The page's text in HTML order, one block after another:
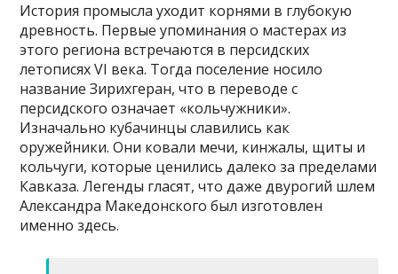
История промысла уходит корнями в глубокую
древность. Первые упоминания о мастерах из
этого региона встречаются в персидских
летописях VI века. Тогда поселение носило
название Зирихгеран, что в переводе с
персидского означает «кольчужники».
Изначально кубачинцы славились как
оружейники. Они ковали мечи, кинжалы, щиты и
кольчуги, которые ценились далеко за пределами
Кавказа. Легенды гласят, что даже двурогий шлем
Александра Македонского был изготовлен
именно здесь.